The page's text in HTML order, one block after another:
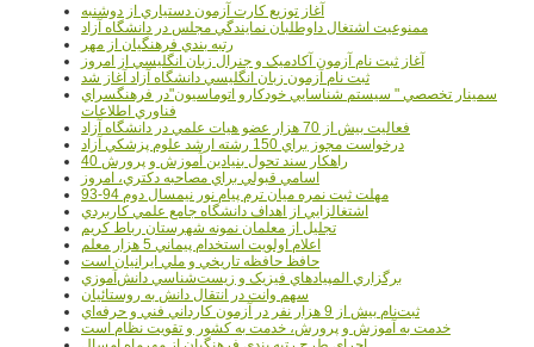
آغاز توزيع کارت آزمون دستياري از دوشنبه
ممنوعيت اشتغال داوطلبان نمايندگي مجلس در دانشگاه آزاد
رتبه بندي فرهنگيان از مهر
آغاز ثبت نام آزمون آکادميک و جنرال زبان انگليسي از امروز
ثبت نام آزمون زبان انگليسي دانشگاه آزاد آغاز شد
سمينار تخصصي " سيستم شناسايي خودکارو اتوماسيون"در فرهنگسراي
فناوري اطلاعات
فعاليت بيش از 70 هزار عضو هيات علمي در دانشگاه آزاد
درخواست مجوز براي 150 رشته ارشد علوم پزشکي آزاد
40 راهکار سند تحول بنيادين آموزش و پرورش
اسامي قبولي براي مصاحبه دکتري، امروز
مهلت ثبت نمره میان ترم پیام نور نیمسال دوم 94-93
اشتغالزايي از اهداف دانشگاه جامع علمي کاربردي
تجليل از معلمان نمونه شهرستان رباط کريم
اعلام اولويت استخدام پيماني 5 هزار معلم
حافظ حافظه تاريخي و ملي ايرانيان است
برگزاري المپيادهاي فيزيک و زيست‌شناسي دانش‌آموزي
سهم وانت در انتقال دانش به روستائيان
ثبت‌نام بيش از 9 هزار نفر در آزمون کارداني فني و حرفه‌اي
خدمت به آموزش و پرورش، خدمت به کشور و تقويت نظام است